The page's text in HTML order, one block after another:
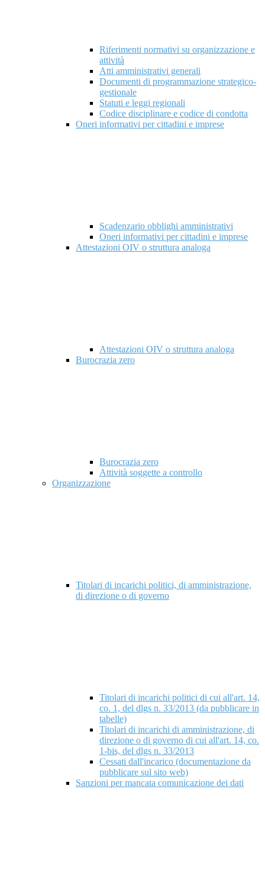
Riferimenti normativi su organizzazione e
attività
Atti amministrativi generali
Documenti di programmazione strategico-
gestionale
Statuti e leggi regionali
Codice disciplinare e codice di condotta
Oneri informativi per cittadini e imprese
Scadenzario obblighi amministrativi
Oneri informativi per cittadini e imprese
Attestazioni OIV o struttura analoga
Attestazioni OIV o struttura analoga
Burocrazia zero
Burocrazia zero
Attività soggette a controllo
Organizzazione
Titolari di incarichi politici, di amministrazione,
di direzione o di governo
Titolari di incarichi politici di cui all'art. 14,
co. 1, del dlgs n. 33/2013 (da pubblicare in
tabelle)
Titolari di incarichi di amministrazione, di
direzione o di governo di cui all'art. 14, co.
1-bis, del dlgs n. 33/2013
Cessati dall'incarico (documentazione da
pubblicare sul sito web)
Sanzioni per mancata comunicazione dei dati